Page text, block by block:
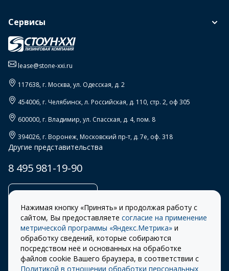
Сервисы
lease@stone-xxi.ru
117638, г. Москва,ул. Одесская, д. 2
454006, г. Челябинск,л. Российская, д. 110, стр. 2, оф 305
600000, г. Владимир,ул. Спасская, д. 4, пом. 8
394026, г. Воронеж,Московский пр-т, д. 7е, оф. 318
Другие представительства
8 495 981-19-90
Разработка сайта –
ITECH
Правила
использования cookie
Нажимая кнопку «Принять» и продолжая работу с
сайтом, Вы предоставляете согласие на применение
метрической программы «Яндекс.Метрика» и
обработку сведений, которые собираются
посредством неё и основанных на обработке
файлов cookie Вашего браузера, в соответствии с
Политикой в отношении обработки персональных